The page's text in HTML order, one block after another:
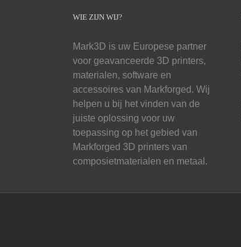
WIE ZIJN WIJ?
Mark3D is uw Europese partner
voor geavanceerde 3D printers,
materialen, software en
accessoires van Markforged. Wij
helpen u bij het vinden van de
juiste oplossing voor uw
toepassing op het gebied van
Markforged 3D printers van
composietmaterialen en metaal.